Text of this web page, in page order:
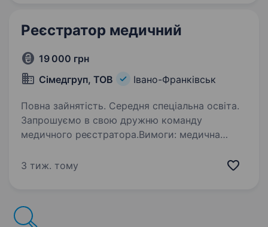
Реєстратор медичний
19 000 грн
Сімедгруп, ТОВ
Івано-Франківськ
Повна зайнятість. Середня спеціальна освіта.
Запрошуємо в свою дружню команду
медичного реєстратора.Вимоги: медична
сфері буде плюсом; особисті якості:
3 тиж. тому